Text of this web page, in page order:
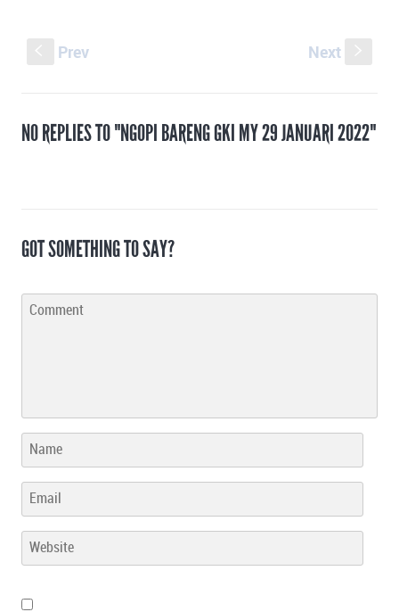
Prev Next
NO REPLIES TO "NGOPI BARENG GKI MY 29 JANUARI 2022"
GOT SOMETHING TO SAY?